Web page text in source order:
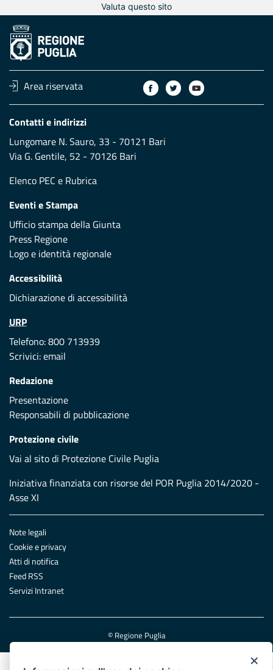
Valuta questo sito
Area riservata
Contatti e indirizzi
Lungomare N. Sauro, 33 - 70121 Bari
Via G. Gentile, 52 - 70126 Bari
Elenco PEC e Rubrica
Eventi e Stampa
Ufficio stampa della Giunta
Press Regione
Logo e identità regionale
Accessibilità
Dichiarazione di accessibilità
URP
Telefono: 800 713939
Scrivici:email
Redazione
Presentazione
Responsabili di pubblicazione
Protezione civile
Vai al sito di Protezione Civile Puglia
Iniziativa finanziata con risorse del POR Puglia 2014/2020 -
Asse XI
Note legali
Cookie e privacy
Atti di notifica
Feed RSS
Servizi Intranet
© Regione Puglia
×